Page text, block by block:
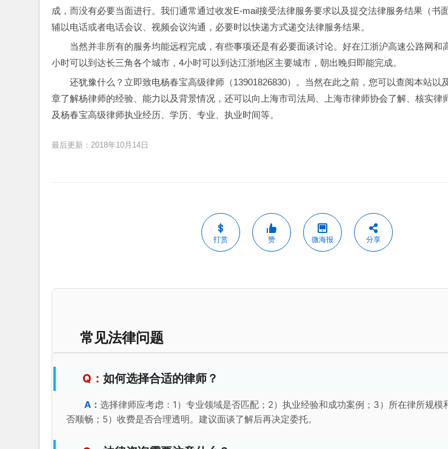
成，而没有必要当面进行。我们通常通过收发E-mail接受法律服务要求以及提交法律服务结果（书
辅以电话或者电话会议、视频会议沟通，必要时以快递方式递交法律服务结果。
当然并非所有的服务均能远程完成，有些事项还是有必要面谈讨论。好在江浙沪高速公路网和
小时可以到达长三角各个城市，4小时可以到达江浙地区主要城市，朝出晚归即能完成。
还犹豫什么？立即致电杨春宝高级律师（13901826830）。当然在此之前，您可以查阅本站以
章了解杨律师的经验、能力以及背景情况，还可以向上海市司法局、上海市律师协会了解、核实律
及杨春宝高级律师执业经历、学历、专业、执业时间等。
最后更新：2018年10月14日
打赏 赞 微海报 分享
常见法律问题
如何选择合适的律师？
选择律师应考虑：1）专业领域是否匹配；2）执业经验和成功案例；3）所在律所规模
否顺畅；5）收费是否合理透明。建议面谈了解后再决定委托。